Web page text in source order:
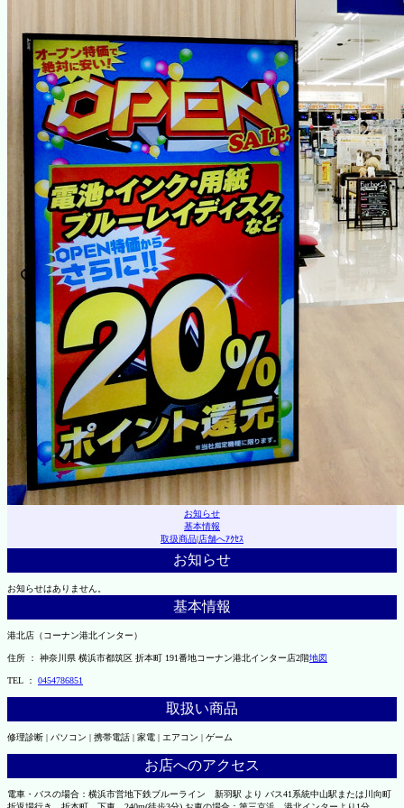
お知らせ
基本情報
取扱商品|店舗へｱｸｾｽ
お知らせ
お知らせはありません。
基本情報
港北店（コーナン港北インター）
住所 ： 神奈川県 横浜市都筑区 折本町 191番地コーナン港北インター店2階地図
TEL ： 0454786851
取扱い商品
修理診断 | パソコン | 携帯電話 | 家電 | エアコン | ゲーム
お店へのアクセス
電車・バスの場合：横浜市営地下鉄ブルーライン 新羽駅 より バス41系統中山駅または川向町